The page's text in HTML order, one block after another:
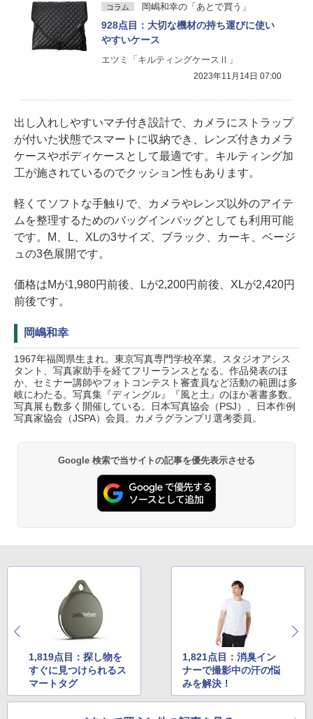
コラム 岡嶋和幸の「あとで買う」
928点目：大切な機材の持ち運びに使い
やすいケース
エツミ「キルティングケースⅡ」
2023年11月14日 07:00
出し入れしやすいマチ付き設計で、カメラにストラップ
が付いた状態でスマートに収納でき、レンズ付きカメラ
ケースやボディケースとして最適です。キルティング加
工が施されているのでクッション性もあります。
軽くてソフトな手触りで、カメラやレンズ以外のアイテ
ムを整理するためのバッグインバッグとしても利用可能
です。M、L、XLの3サイズ、ブラック、カーキ、ベージ
ュの3色展開です。
価格はMが1,980円前後、Lが2,200円前後、XLが2,420円
前後です。
岡嶋和幸
1967年福岡県生まれ。東京写真専門学校卒業。スタジオアシス
タント、写真家助手を経てフリーランスとなる。作品発表のほ
か、セミナー講師やフォトコンテスト審査員など活動の範囲は多
岐にわたる。写真集『ディングル』『風と土』のほか著書多数。
写真展も数多く開催している。日本写真協会（PSJ）、日本作例
写真家協会（JSPA）会員。カメラグランプリ選考委員。
Google 検索で当サイトの記事を優先表示させる
1,819点目：探し物を
すぐに見つけられるス
マートタグ
1,821点目：消臭イン
ナーで撮影中の汗の悩
みを解決！